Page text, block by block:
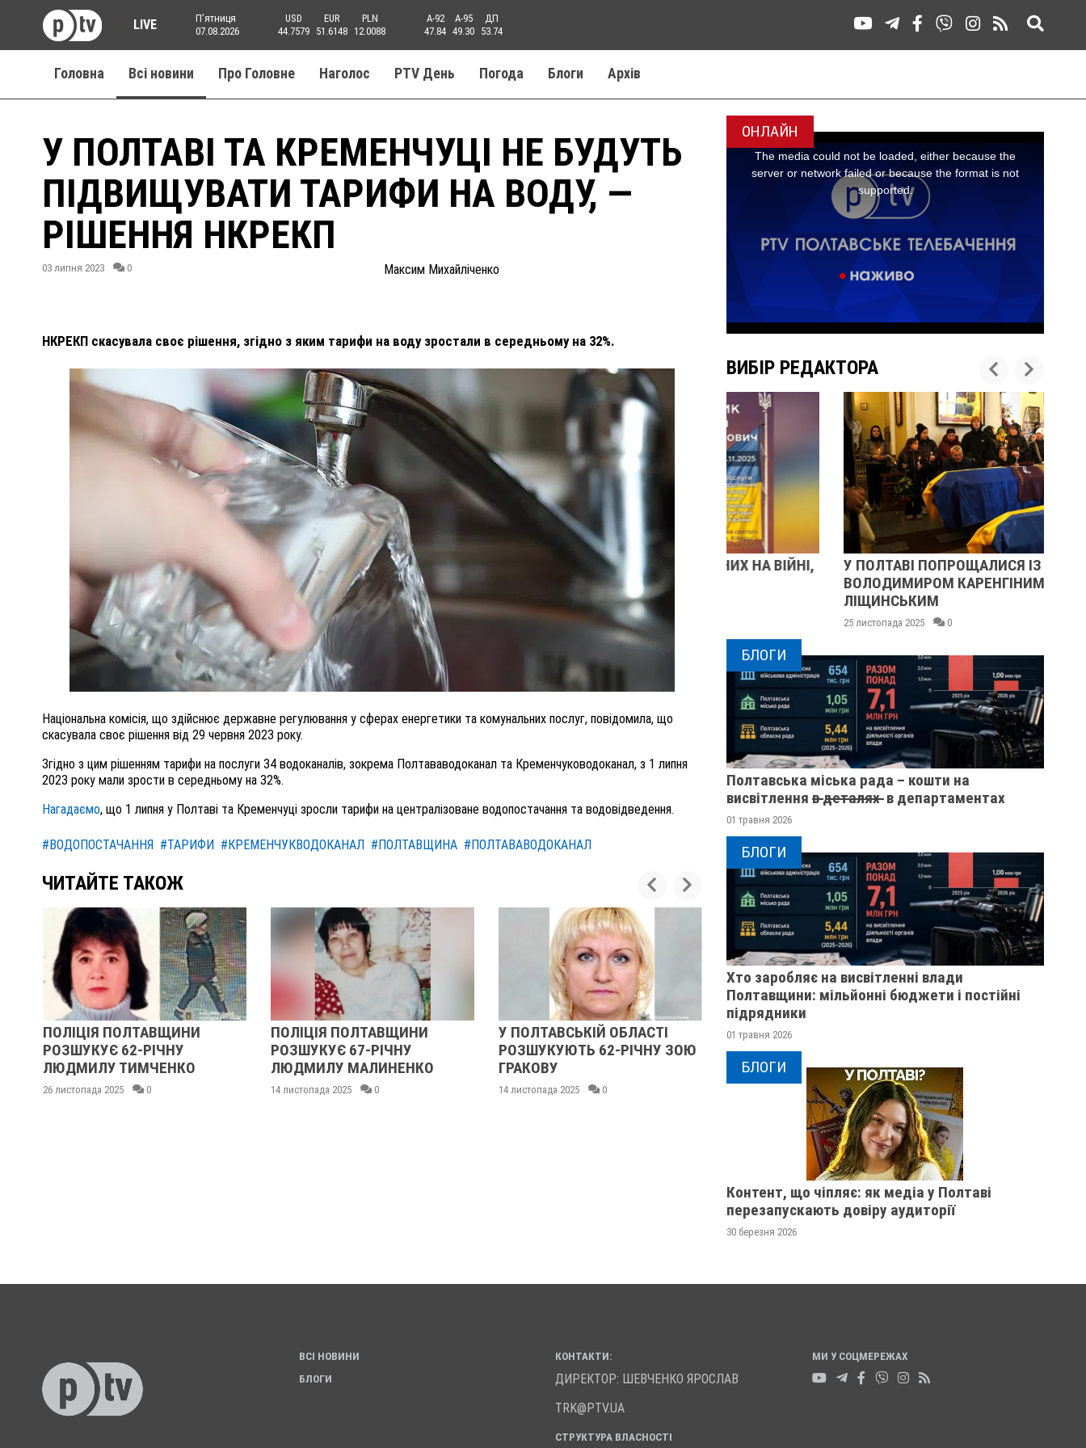
LIVE
Пʼятниця
07.08.2026
USD
44.7579
EUR
51.6148
PLN
12.0088
A-92
47.84
A-95
49.30
ДП
53.74
Головна Всі новини Про Головне Наголос PTV День Погода Блоги Aрхів
У ПОЛТАВІ ТА КРЕМЕНЧУЦІ НЕ БУДУТЬ
ПІДВИЩУВАТИ ТАРИФИ НА ВОДУ, —
РІШЕННЯ НКРЕКП
03 липня 2023 0 Максим Михайліченко
НКРЕКП скасувала своє рішення, згідно з яким тарифи на воду зростали в середньому на 32%.
Національна комісія, що здійснює державне регулювання у сферах енергетики та комунальних послуг, повідомила, що
скасувала своє рішення від 29 червня 2023 року.
Згідно з цим рішенням тарифи на послуги 34 водоканалів, зокрема Полтававодоканал та Кременчуководоканал, з 1 липня
2023 року мали зрости в середньому на 32%.
Нагадаємо, що 1 липня у Полтаві та Кременчуці зросли тарифи на централізоване водопостачання та водовідведення.
#ВОДОПОСТАЧАННЯ #ТАРИФИ #КРЕМЕНЧУКВОДОКАНАЛ #ПОЛТАВЩИНА #ПОЛТАВАВОДОКАНАЛ
ЧИТАЙТЕ ТАКОЖ
ПОЛІЦІЯ ПОЛТАВЩИНИ
РОЗШУКУЄ 62-РІЧНУ
ЛЮДМИЛУ ТИМЧЕНКО
26 листопада 2025 0
ПОЛІЦІЯ ПОЛТАВЩИНИ
РОЗШУКУЄ 67-РІЧНУ
ЛЮДМИЛУ МАЛИНЕНКО
14 листопада 2025 0
У ПОЛТАВСЬКІЙ ОБЛАСТІ
РОЗШУКУЮТЬ 62-РІЧНУ ЗОЮ
ГРАКОВУ
14 листопада 2025 0
У ПОЛТАВСЬКІЙ ОБЛАСТІ
РОЗШУКУЮТЬ 82-РІЧНУ
ГАННУ МЕРКОТАН
МИХАЙЛА УДОДА
12 листопада 2025
ОНЛАЙН
ВИБІР РЕДАКТОРА
ПОЛІЦІЯ ПОЛТАВЩИНИ РОЗШУКУЄ 62-РІЧНУ
ЛЮДМИЛУ ТИМЧЕНКО
26 листопада 2025 0
ВНАСЛІДОК ПОРАНЕНЬ, ОТРИМАНИХ НА ВІЙНІ,
ПОМЕР ВОЇН ЮРІЙ ВОЙТИК
25 листопада 2025 0
У ПОЛТАВІ ПОПРОЩАЛИСЯ ІЗ ВІЙСЬКОВИМИ
ВОЛОДИМИРОМ КАРЕНГІНИМ ТА ОЛЕГОМ
БЛОГИ
Полтавська міська рада – кошти на
висвітлення в̶ ̶д̶е̶т̶а̶л̶я̶х̶ ̶ в департаментах
01 травня 2026
БЛОГИ
Хто заробляє на висвітленні влади
Полтавщини: мільйонні бюджети і постійні
підрядники
01 травня 2026
БЛОГИ
Контент, що чіпляє: як медіа у Полтаві
перезапускають довіру аудиторії
30 березня 2026
ВСІ НОВИНИ
БЛОГИ
КОНТАКТИ:
ДИРЕКТОР: ШЕВЧЕНКО ЯРОСЛАВ
TRK@PTV.UA
СТРУКТУРА ВЛАСНОСТІ
МИ У СОЦМЕРЕЖАХ